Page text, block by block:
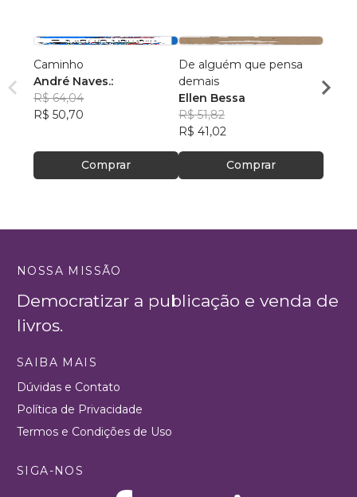
Caminho
André Naves.:
R$ 64,04
R$ 50,70
Comprar
De alguém que pensa
demais
Ellen Bessa
R$ 51,82
R$ 41,02
Comprar
NOSSA MISSÃO
Democratizar a publicação e venda de
livros.
SAIBA MAIS
Dúvidas e Contato
Política de Privacidade
Termos e Condições de Uso
SIGA-NOS